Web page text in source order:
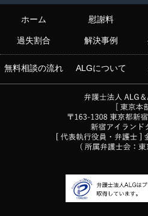
ホーム 慰謝料
過失割合 解決事例
無料相談の流れ ALGについて